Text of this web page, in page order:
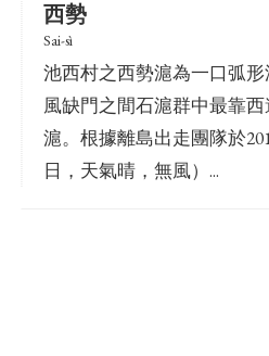
西勢
Sai-sì
池西村之西勢滬為一口弧
風缺門之間石滬群中最靠
滬。根據離島出走團隊於
日，天氣晴，無風）...